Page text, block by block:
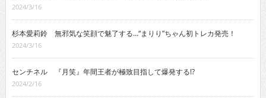
2024/3/16
杉本愛莉鈴 無邪気な笑顔で魅了する…“まりり”ちゃん初トレカ発売！
2024/3/16
センチネル 『月笑』年間王者が極致目指して爆発する!?
2024/2/16